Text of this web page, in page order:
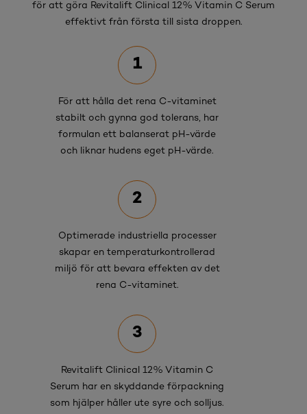
för att göra Revitalift Clinical 12% Vitamin C Serum
effektivt från första till sista droppen.
1
För att hålla det rena C-vitaminet
stabilt och gynna god tolerans, har
formulan ett balanserat pH-värde
och liknar hudens eget pH-värde.
2
Optimerade industriella processer
skapar en temperaturkontrollerad
miljö för att bevara effekten av det
rena C-vitaminet.
3
Revitalift Clinical 12% Vitamin C
Serum har en skyddande förpackning
som hjälper håller ute syre och solljus.